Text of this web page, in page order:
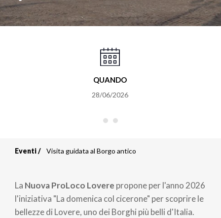
QUANDO
28/06/2026
di
pane
Eventi Visita guidata al Borgo antico
La Nuova ProLoco Lovere propone per l'anno 2026
l'iniziativa "La domenica col cicerone" per scoprire le
bellezze di Lovere, uno dei Borghi più belli d'Italia.